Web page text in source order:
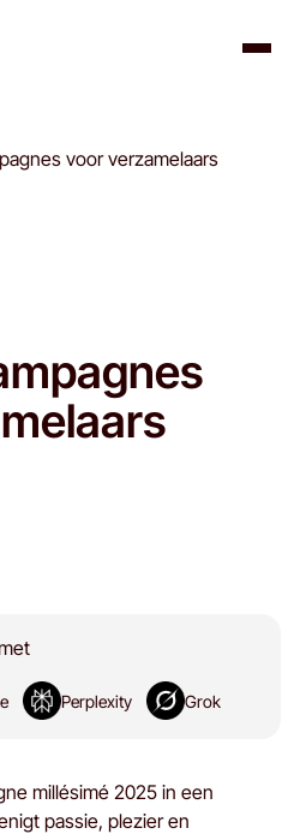
voor verzamelaars
Perplexity Grok
millésimé 2025 in een
passie, plezier en